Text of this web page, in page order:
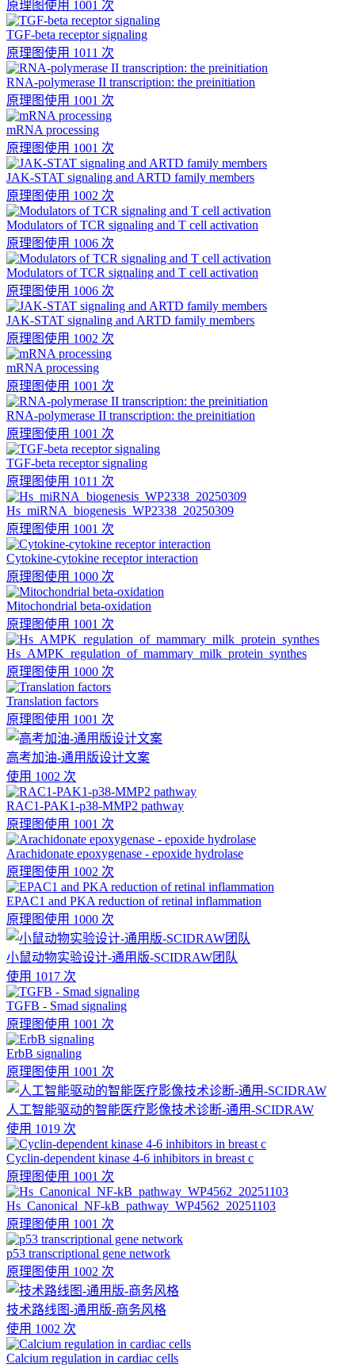
原理图使用 1001 次
TGF-beta receptor signaling
原理图使用 1011 次
RNA-polymerase II transcription: the preinitiation
原理图使用 1001 次
mRNA processing
原理图使用 1001 次
JAK-STAT signaling and ARTD family members
原理图使用 1002 次
Modulators of TCR signaling and T cell activation
原理图使用 1006 次
Modulators of TCR signaling and T cell activation
原理图使用 1006 次
JAK-STAT signaling and ARTD family members
原理图使用 1002 次
mRNA processing
原理图使用 1001 次
RNA-polymerase II transcription: the preinitiation
原理图使用 1001 次
TGF-beta receptor signaling
原理图使用 1011 次
Hs_miRNA_biogenesis_WP2338_20250309
原理图使用 1001 次
Cytokine-cytokine receptor interaction
原理图使用 1000 次
Mitochondrial beta-oxidation
原理图使用 1001 次
Hs_AMPK_regulation_of_mammary_milk_protein_synthes
原理图使用 1000 次
Translation factors
原理图使用 1001 次
高考加油-通用版设计文案
使用 1002 次
RAC1-PAK1-p38-MMP2 pathway
原理图使用 1001 次
Arachidonate epoxygenase - epoxide hydrolase
原理图使用 1002 次
EPAC1 and PKA reduction of retinal inflammation
原理图使用 1000 次
小鼠动物实验设计-通用版-SCIDRAW团队
使用 1017 次
TGFB - Smad signaling
原理图使用 1001 次
ErbB signaling
原理图使用 1001 次
人工智能驱动的智能医疗影像技术诊断-通用-SCIDRAW
使用 1019 次
Cyclin-dependent kinase 4-6 inhibitors in breast c
原理图使用 1001 次
Hs_Canonical_NF-kB_pathway_WP4562_20251103
原理图使用 1001 次
p53 transcriptional gene network
原理图使用 1002 次
技术路线图-通用版-商务风格
使用 1002 次
Calcium regulation in cardiac cells